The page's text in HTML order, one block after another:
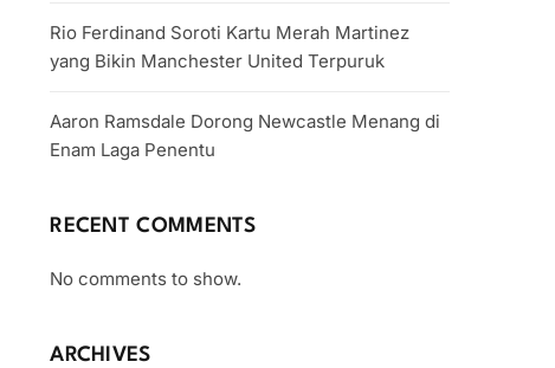
Rio Ferdinand Soroti Kartu Merah Martinez
yang Bikin Manchester United Terpuruk
Aaron Ramsdale Dorong Newcastle Menang di
Enam Laga Penentu
RECENT COMMENTS
No comments to show.
ARCHIVES